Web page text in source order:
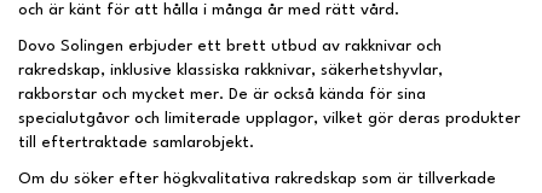
och är känt för att hålla i många år med rätt vård.
Dovo Solingen erbjuder ett brett utbud av rakknivar och
rakredskap, inklusive klassiska rakknivar, säkerhetshyvlar,
rakborstar och mycket mer. De är också kända för sina
specialutgåvor och limiterade upplagor, vilket gör deras produkter
till eftertraktade samlarobjekt.
Om du söker efter högkvalitativa rakredskap som är tillverkade